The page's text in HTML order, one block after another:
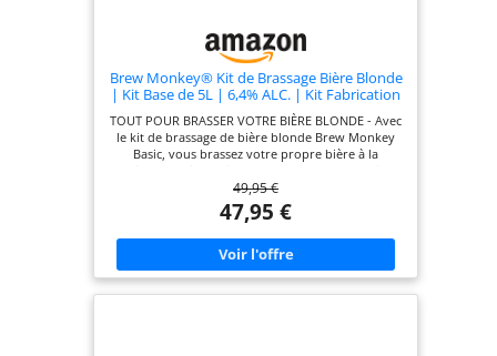
Brew Monkey® Kit de Brassage Bière Blonde
| Kit Base de 5L | 6,4% ALC. | Kit Fabrication
Bière | Idée Cadeau Homme | Kit Bière |
Coffret Cadeau Homme
TOUT POUR BRASSER VOTRE BIÈRE BLONDE - Avec
le kit de brassage de bière blonde Brew Monkey
Basic, vous brassez votre propre bière à la
réutilisable avec barboteur et robinet de
soutirage, du malt fraîchement concassé, du
houblon, de la levure, un guide en français et un
accès aux vidéos d'instructions. PARFAIT POUR
DÉBUTER - Vous n'avez jamais brassé de bière ?
Aucun souci. Le guide clair en français et les
vidéos pratiques vous accompagnent étape par
49,95 €
47,95 €